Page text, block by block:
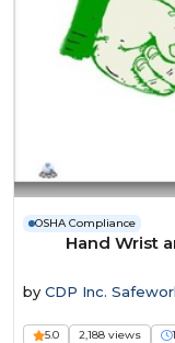
OSHA Compliance
Hand Wrist
by CDP Inc.
5.0 2,188 views